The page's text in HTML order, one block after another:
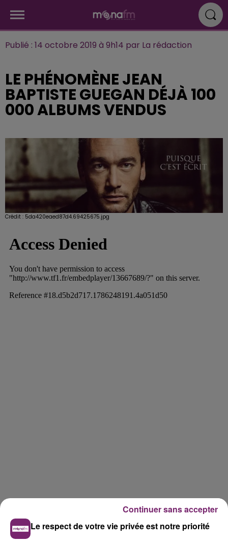
Publié : 14 octobre 2019 à 9h14 par La rédaction
LE PHÉNOMÈNE JEAN
BAPTISTE GUEGAN DÉJÀ 100
000 ALBUMS VENDUS
Crédit : 5da420eaed87d4.69425675.jpg
Le respect de votre vie privée est notre priorité
Continuer sans accepter